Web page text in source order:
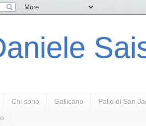
Chi sono Gallicano Palio di San